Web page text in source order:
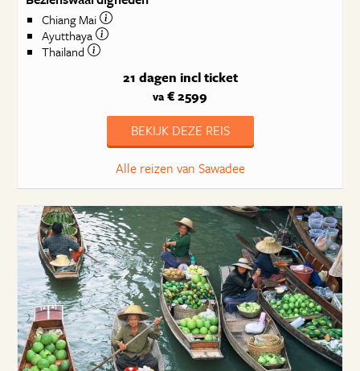
Chiang Mai
Ayutthaya
Thailand
21 dagen incl ticket
va € 2599
BEKIJK DEZE REIS
Alle reizen van Sawadee